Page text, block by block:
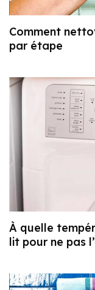
Comment
par étape
À quelle
lit pour ne pas